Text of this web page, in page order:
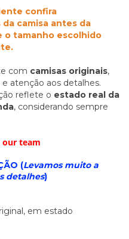
confira
camisa antes da
o tamanho escolhido
com camisas originais,
atenção aos detalhes.
reflete o estado real da
, considerando sempre
our team
(Levamos muito a
detalhes)
em estado